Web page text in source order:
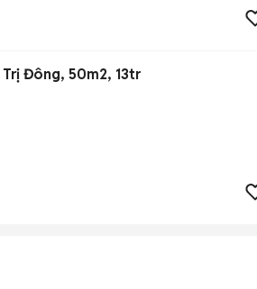
Đông, 50m2, 13tr